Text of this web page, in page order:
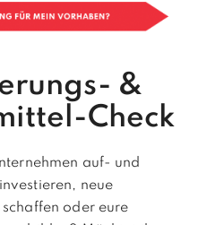
&
Check
auf- und
neue
oder eure